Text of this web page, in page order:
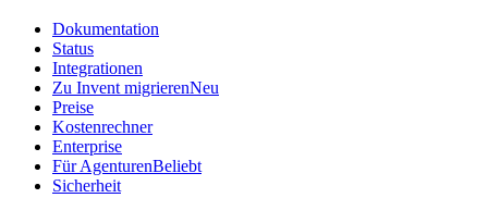
Dokumentation
Status
Integrationen
Zu Invent migrierenNeu
Preise
Kostenrechner
Enterprise
Für AgenturenBeliebt
Sicherheit